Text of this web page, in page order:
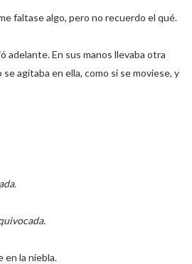
faltase algo, pero no recuerdo el qué.
adelante. En sus manos llevaba otra
agitaba en ella, como si se moviese, y
en la niebla.